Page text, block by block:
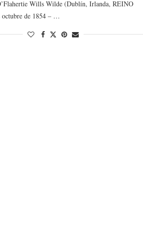
Wills Wilde (Dublín, Irlanda, REINO
de 1854 – …